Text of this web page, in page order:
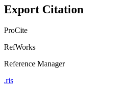
Export Citation